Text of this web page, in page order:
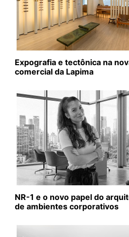
Expografia e tectônica na
comercial da Lapima
NR-1 e o novo papel do
de ambientes corporativos